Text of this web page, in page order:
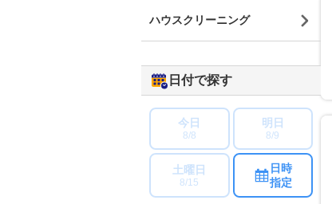
ハウスクリーニング
日付で探す
今日
8/8
明日
8/9
土曜日
8/15
日時
指定